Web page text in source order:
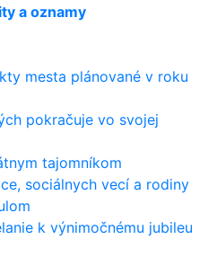
a oznamy
mesta plánované v roku
pokračuje vo svojej
tajomníkom
sociálnych vecí a rodiny
k výnimočnému jubileu